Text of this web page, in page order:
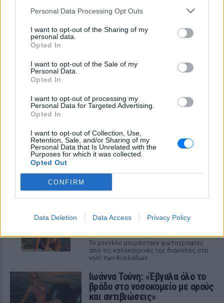
Personal Data Processing Opt Outs
I want to opt-out of the Sharing of my
personal data.
Opted In
I want to opt-out of the Sale of my
Personal Data.
Opted In
I want to opt-out of processing my
Personal Data for Targeted Advertising.
Opted In
I want to opt-out of Collection, Use,
Retention, Sale, and/or Sharing of my
Personal Data that Is Unrelated with the
Purposes for which it was collected.
Opted Out
CONFIRM
Data Deletion Data Access Privacy Policy
ΔΕΙΤΕ ΕΠΙΣΗΣ
ΣΤΗΝ ΙΔΙΑ ΚΑΤΗΓΟΡΙΑ
Βάλια Χατζηθεοδώρου: Μπικίνι
Μύκονο – Οι φωτογραφίες της
ΣΉΜΕΡΑ
Η παρουσιάστρια μοιράστηκε στο
Η Γαρυφαλλιά Καληφώνη στην
τις πόζες της
Το μοντέλο μοιράστηκε φωτογραφίες
από τις καλοκαιρινές της διακοπές στο
νησί των Κυκλάδων
Ιωάννα Τούνη: «Έβγαλα όλο το
βράδυ στο νοσοκομείο με ορούς
και αντιβιώσεις»